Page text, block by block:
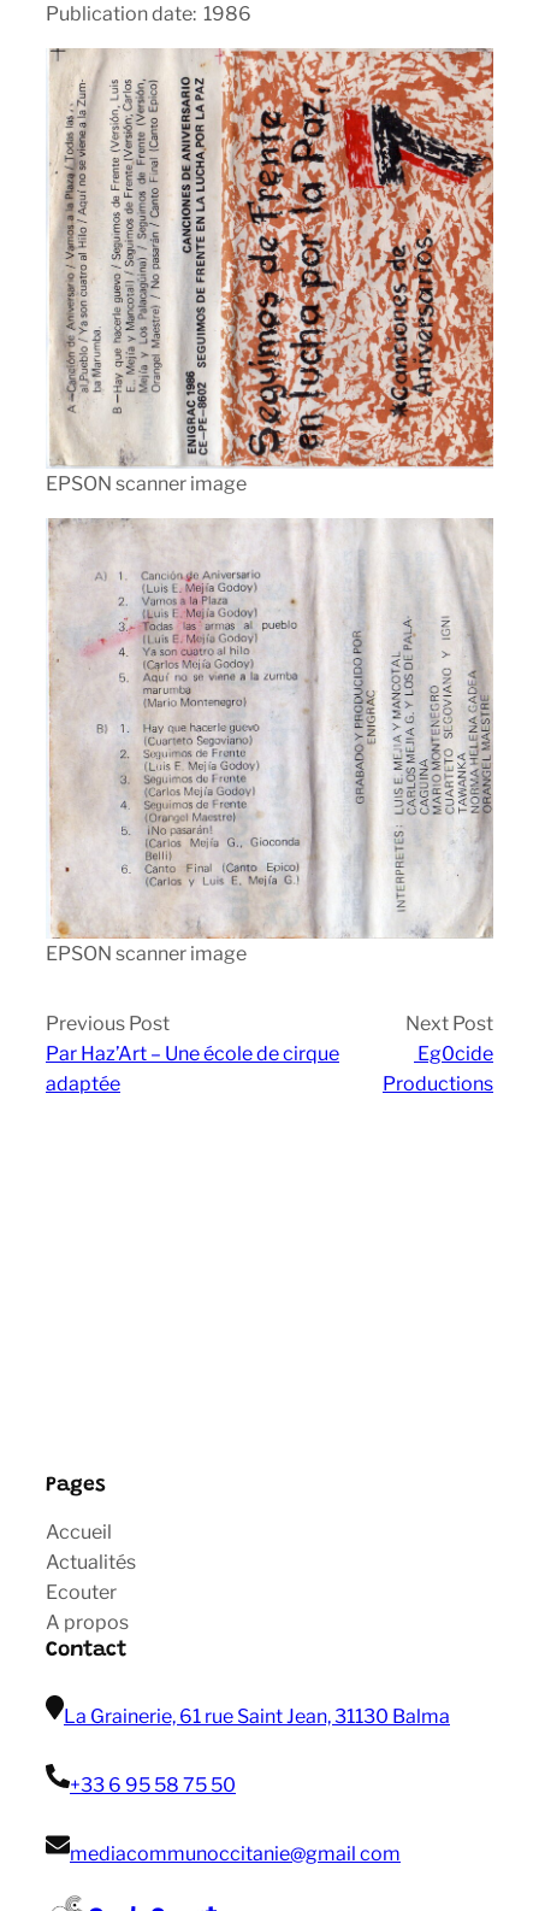
Publication date: 1986
EPSON scanner image
EPSON scanner image
Previous Post
Par Haz’Art – Une école de cirque
adaptée
Next Post
Eg0cide
Productions
Pages
Accueil
Actualités
Ecouter
A propos
Contact
La Grainerie, 61 rue Saint Jean, 31130 Balma
+33 6 95 58 75 50
mediacommunoccitanie@gmail com